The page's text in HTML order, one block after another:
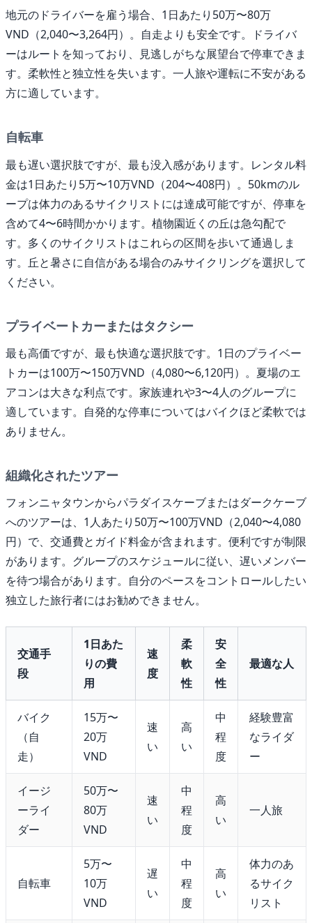
地元のドライバーを雇う場合、1日あたり50万〜80万
VND（2,040〜3,264円）。自走よりも安全です。ドライバ
ーはルートを知っており、見逃しがちな展望台で停車できま
す。柔軟性と独立性を失います。一人旅や運転に不安がある
方に適しています。
自転車
最も遅い選択肢ですが、最も没入感があります。レンタル料
金は1日あたり5万〜10万VND（204〜408円）。50kmのル
ープは体力のあるサイクリストには達成可能ですが、停車を
含めて4〜6時間かかります。植物園近くの丘は急勾配で
す。多くのサイクリストはこれらの区間を歩いて通過しま
す。丘と暑さに自信がある場合のみサイクリングを選択して
ください。
プライベートカーまたはタクシー
最も高価ですが、最も快適な選択肢です。1日のプライベー
トカーは100万〜150万VND（4,080〜6,120円）。夏場のエ
アコンは大きな利点です。家族連れや3〜4人のグループに
適しています。自発的な停車についてはバイクほど柔軟では
ありません。
組織化されたツアー
フォンニャタウンからパラダイスケーブまたはダークケーブ
へのツアーは、1人あたり50万〜100万VND（2,040〜4,080
円）で、交通費とガイド料金が含まれます。便利ですが制限
があります。グループのスケジュールに従い、遅いメンバー
を待つ場合があります。自分のペースをコントロールしたい
独立した旅行者にはお勧めできません。
交通手
段
1日あた
りの費
用
速
度
柔
軟
性
安
全
性
最適な人
バイク
（自
走）
15万〜
20万
VND
速
い
高
い
中
程
度
経験豊富
なライダ
ー
イージ
ーライ
ダー
50万〜
80万
VND
速
い
中
程
度
高
い
一人旅
自転車
5万〜
10万
VND
遅
い
中
程
度
高
い
体力のあ
るサイク
リスト